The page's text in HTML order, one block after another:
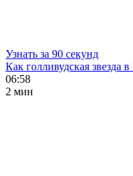
Узнать за 90 секунд
Как голливудская звезда
06:58
2 мин